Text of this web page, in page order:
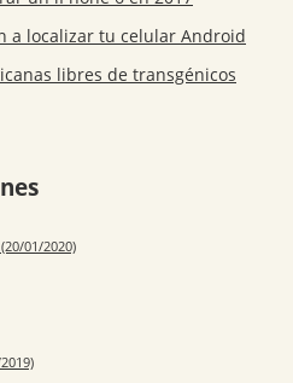
a localizar tu celular Android
libres de transgénicos
(20/01/2020)